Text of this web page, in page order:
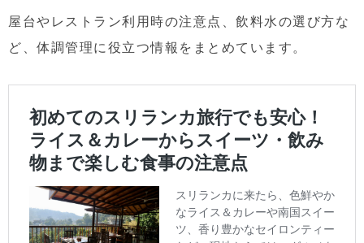
屋台やレストラン利用時の注意点、飲料水の選び方な
ど、体調管理に役立つ情報をまとめています。